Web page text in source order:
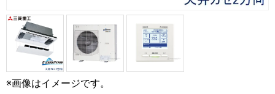
※画像はイメージです。